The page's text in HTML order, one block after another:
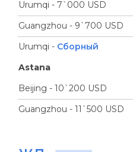
Urumqi - 7`000 USD
Guangzhou - 9`700 USD
Urumqi - Сборный
Astana
Beijing - 10`200 USD
Guangzhou - 11`500 USD